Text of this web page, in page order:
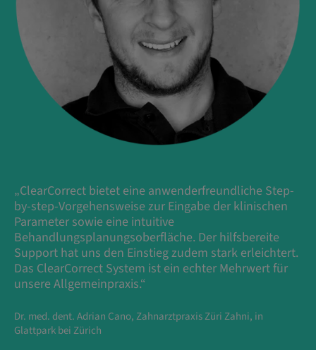
„ClearCorrect bietet eine anwenderfreundliche Step-
by-step-Vorgehensweise zur Eingabe der klinischen
Parameter sowie eine intuitive
Behandlungsplanungsoberfläche. Der hilfsbereite
Support hat uns den Einstieg zudem stark erleichtert.
Das ClearCorrect System ist ein echter Mehrwert für
unsere Allgemeinpraxis.“
Dr. med. dent. Adrian Cano, Zahnarztpraxis Züri Zahni, in
Glattpark bei Zürich